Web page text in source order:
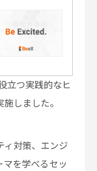
立つ実践的なヒ
しました。
ィ対策、エンジ
を学べるセッ